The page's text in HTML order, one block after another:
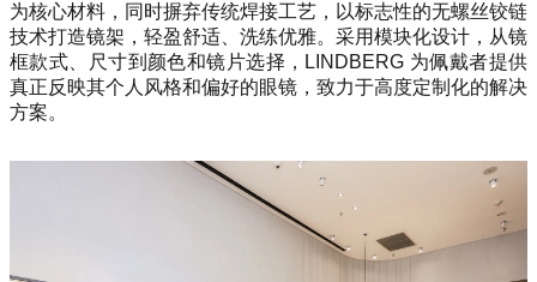
为核心材料，同时摒弃传统焊接工艺，以标志性的无螺丝铰链
技术打造镜架，轻盈舒适、洗练优雅。采用模块化设计，从镜
框款式、尺寸到颜色和镜片选择，LINDBERG 为佩戴者提供
真正反映其个人风格和偏好的眼镜，致力于高度定制化的解决
方案。